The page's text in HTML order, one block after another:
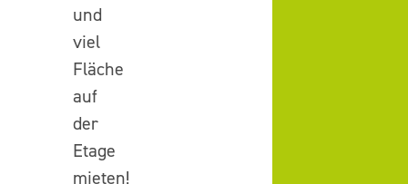
und
viel
Fläche
auf
der
Etage
mieten!